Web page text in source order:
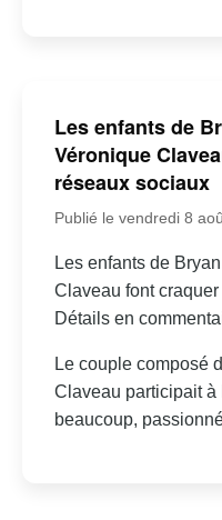
Les enfants de
Véronique
réseaux sociaux
Publié le vendredi 8
Les enfants de
Claveau font
Détails en
Le couple composé
Claveau participait à
beaucoup,